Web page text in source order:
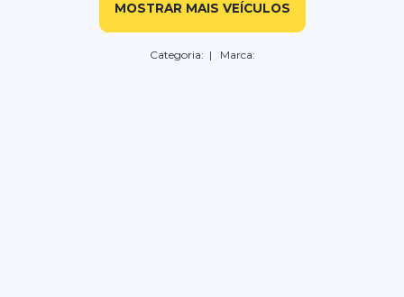
MOSTRAR MAIS VEÍCULOS
Categoria: | Marca: